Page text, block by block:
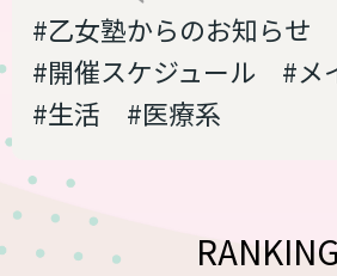
#乙女塾からのお知らせ
#開催スケジュール
#メ
#生活
#医療系
RANKING